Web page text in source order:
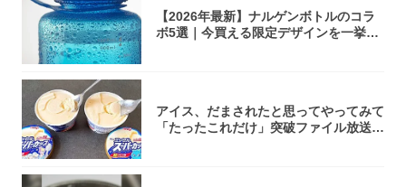
【2026年最新】ナルゲンボトルのコラ
ボ5選｜今買える限定デザインを一挙紹
アイス、だまされたと思ってやってみて
「たったこれだけ」突破ファイル放送で